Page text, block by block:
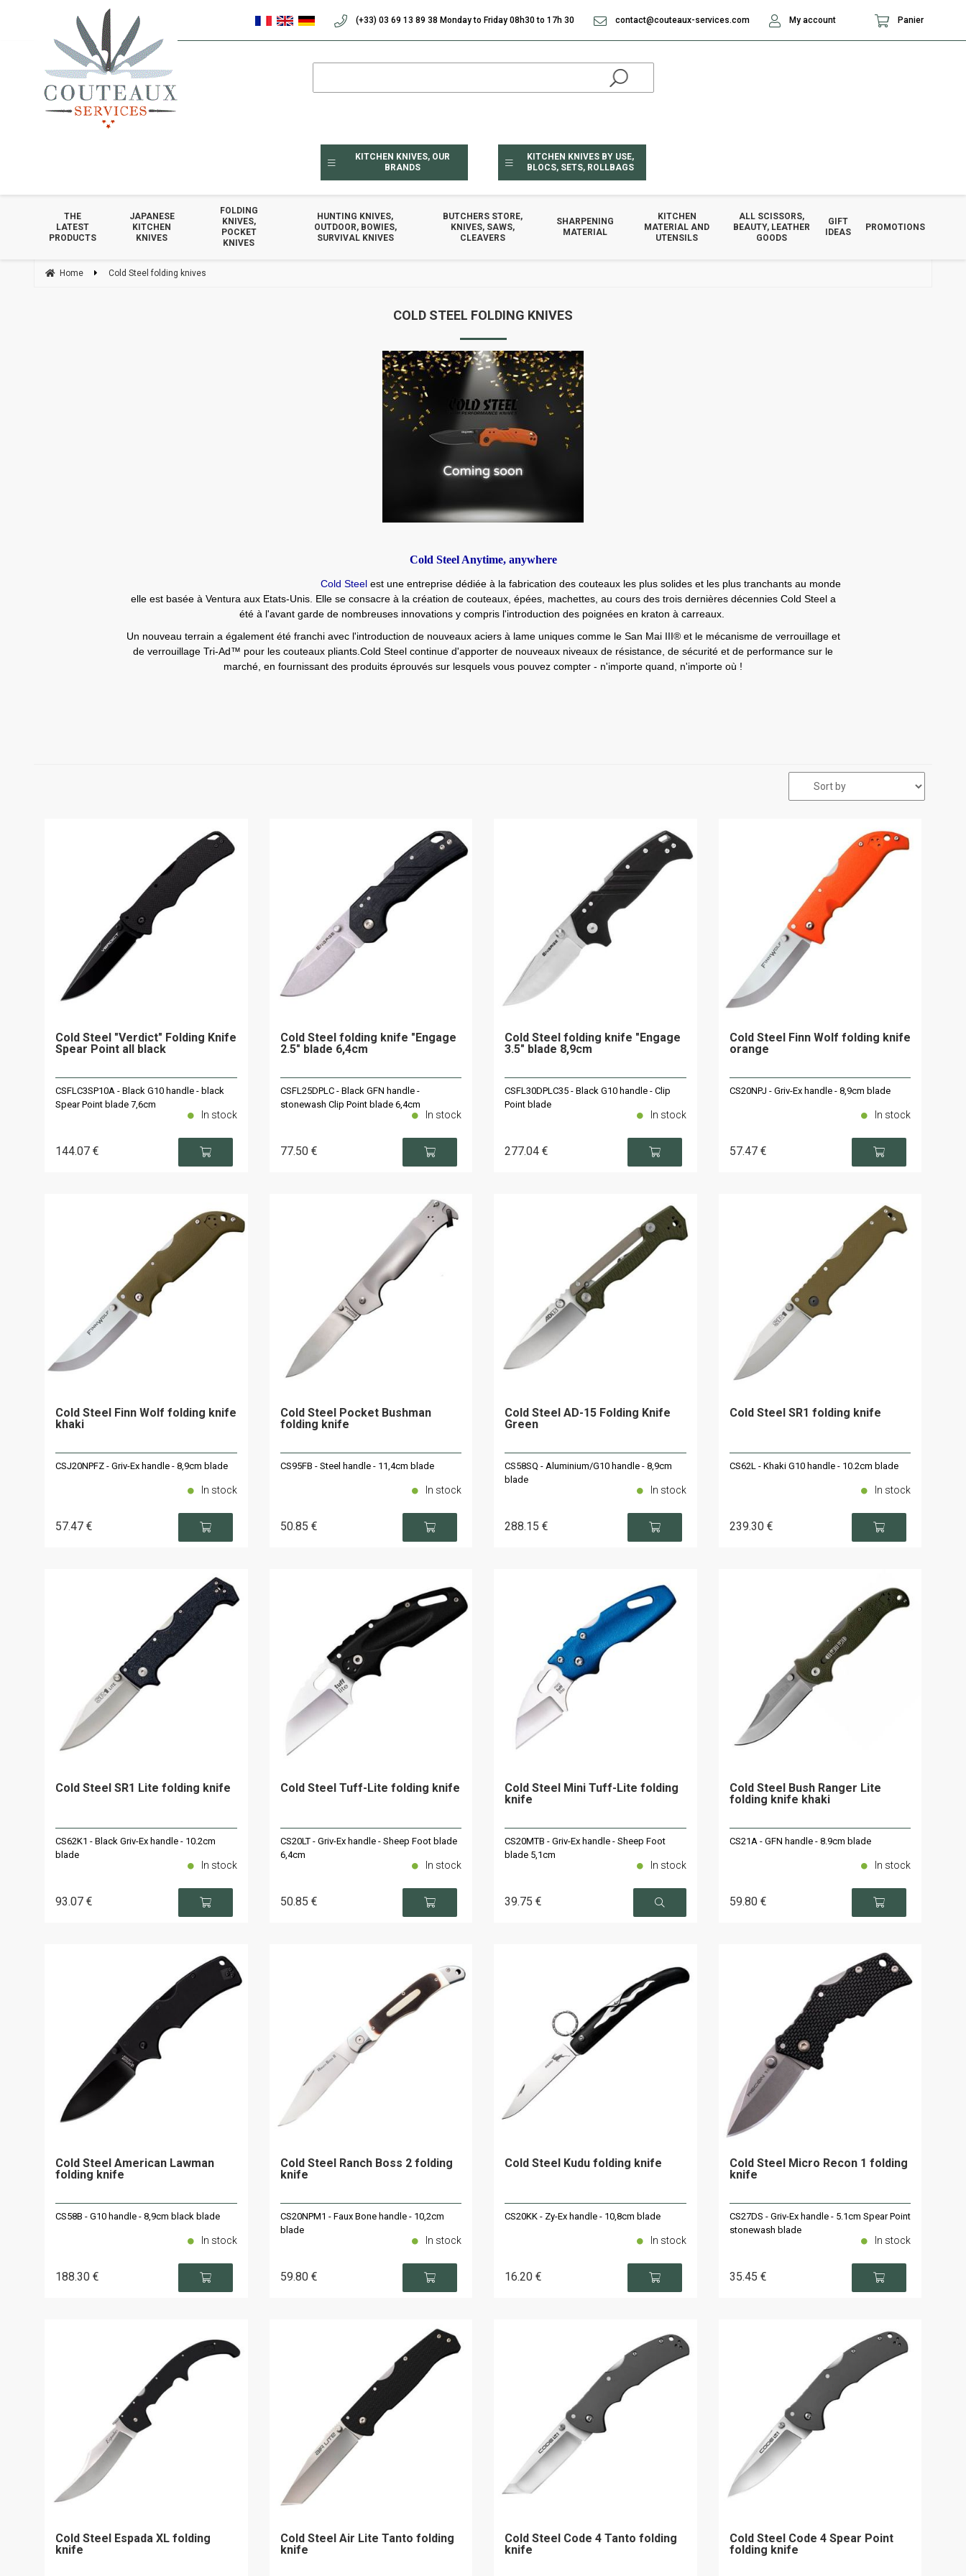
KITCHEN KNIVES, OUR
BRANDS
KITCHEN KNIVES BY USE,
BLOCS, SETS, ROLLBAGS
THE
LATEST
PRODUCTS
JAPANESE
KITCHEN
KNIVES
FOLDING
KNIVES,
POCKET
KNIVES
HUNTING KNIVES,
OUTDOOR, BOWIES,
SURVIVAL KNIVES
BUTCHERS STORE,
KNIVES, SAWS,
CLEAVERS
SHARPENING
MATERIAL
KITCHEN
MATERIAL AND
UTENSILS
ALL SCISSORS,
BEAUTY, LEATHER
GOODS
GIFT
IDEAS
PROMOTIONS
Home Cold Steel folding knives
COLD STEEL FOLDING KNIVES
Cold Steel Anytime, anywhere
Cold Steel est une entreprise dédiée à la fabrication des couteaux les plus solides et les plus tranchants au monde
elle est basée à Ventura aux Etats-Unis. Elle se consacre à la création de couteaux, épées, machettes, au cours des trois dernières décennies Cold Steel a
été à l'avant garde de nombreuses innovations y compris l'introduction des poignées en kraton à carreaux.
Un nouveau terrain a également été franchi avec l'introduction de nouveaux aciers à lame uniques comme le San Mai III® et le mécanisme de verrouillage et
de verrouillage Tri-Ad™ pour les couteaux pliants.Cold Steel continue d'apporter de nouveaux niveaux de résistance, de sécurité et de performance sur le
marché, en fournissant des produits éprouvés sur lesquels vous pouvez compter - n'importe quand, n'importe où !
Cold Steel "Verdict" Folding Knife
Spear Point all black
CSFLC3SP10A - Black G10 handle - black
Spear Point blade 7,6cm
144.07 €
In stock
Cold Steel folding knife "Engage
2.5" blade 6,4cm
CSFL25DPLC - Black GFN handle -
stonewash Clip Point blade 6,4cm
77.50 €
In stock
Cold Steel folding knife "Engage
3.5" blade 8,9cm
CSFL30DPLC35 - Black G10 handle - Clip
Point blade
277.04 €
In stock
Cold Steel Finn Wolf folding knife
orange
CS20NPJ - Griv-Ex handle - 8,9cm blade
57.47 €
In stock
Cold Steel Finn Wolf folding knife
khaki
CSJ20NPFZ - Griv-Ex handle - 8,9cm blade
57.47 €
In stock
Cold Steel Pocket Bushman
folding knife
CS95FB - Steel handle - 11,4cm blade
50.85 €
In stock
Cold Steel AD-15 Folding Knife
Green
CS58SQ - Aluminium/G10 handle - 8,9cm
blade
288.15 €
In stock
Cold Steel SR1 folding knife
CS62L - Khaki G10 handle - 10.2cm blade
239.30 €
In stock
Cold Steel SR1 Lite folding knife
CS62K1 - Black Griv-Ex handle - 10.2cm
blade
93.07 €
In stock
Cold Steel Tuff-Lite folding knife
CS20LT - Griv-Ex handle - Sheep Foot blade
6,4cm
50.85 €
In stock
Cold Steel Mini Tuff-Lite folding
knife
CS20MTB - Griv-Ex handle - Sheep Foot
blade 5,1cm
39.75 €
In stock
Cold Steel Bush Ranger Lite
folding knife khaki
CS21A - GFN handle - 8.9cm blade
59.80 €
In stock
Cold Steel American Lawman
folding knife
CS58B - G10 handle - 8,9cm black blade
188.30 €
In stock
Cold Steel Ranch Boss 2 folding
knife
CS20NPM1 - Faux Bone handle - 10,2cm
blade
59.80 €
In stock
Cold Steel Kudu folding knife
CS20KK - Zy-Ex handle - 10,8cm blade
16.20 €
In stock
Cold Steel Micro Recon 1 folding
knife
CS27DS - Griv-Ex handle - 5.1cm Spear Point
stonewash blade
35.45 €
In stock
Cold Steel Espada XL folding
knife
Cold Steel Air Lite Tanto folding
knife
Cold Steel Code 4 Tanto folding
knife
Cold Steel Code 4 Spear Point
folding knife
(+33) 03 69 13 89 38 Monday to Friday 08h30 to 17h 30 contact@couteaux-services.com My account Panier